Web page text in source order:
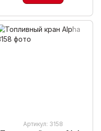
Артикул: 3158